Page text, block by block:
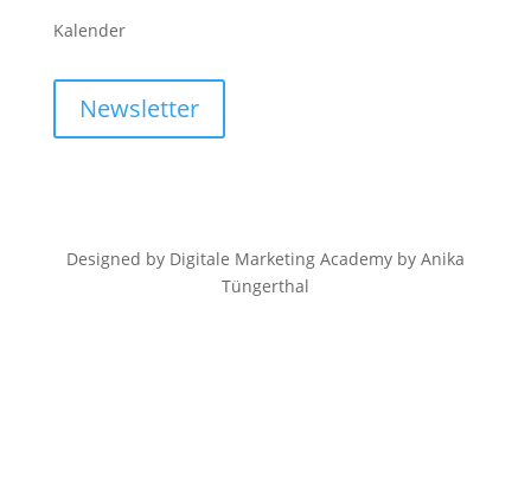
Kalender
Newsletter
Designed by Digitale Marketing Academy by Anika
Tüngerthal